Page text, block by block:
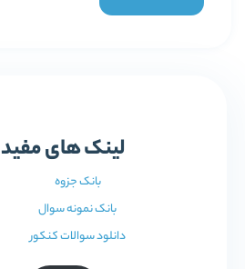
لینک های مفید
بانک جزوه
بانک نمونه سوال
دانلود سوالات کنکور